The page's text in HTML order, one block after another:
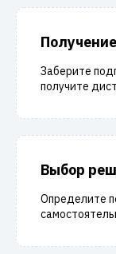
Получение
Заберите
получите
Выбор
Определите